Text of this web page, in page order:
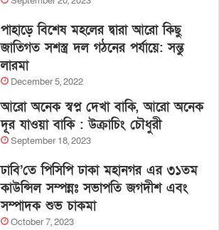
পাহাড়ে বিশেষ মহলের দ্বারা আরো কিছু
জাতিগত সশস্ত্র দল গঠনের পর্যায়ে: সন্তু
লারমা
December 5, 2022
আরো অনেক স্বপ্ন দেখা বাকি, আরো অনেক
দূর যাওয়া বাকি : উক্রাচিং চৌধুরী
September 18, 2023
ঢাবি’তে পিসিপি ঢাকা মহানগর এর ৩১তম
কাউন্সিল সম্পন্নঃ সভাপতি জগদীশ এবং
সম্পাদক শুভ চাকমা
October 7, 2023